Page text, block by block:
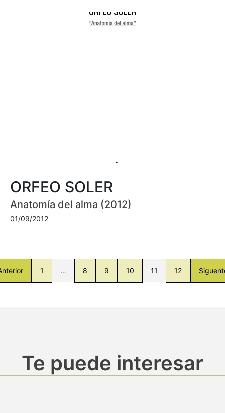
ORFEO SOLER
Anatomía del alma (2012)
01/09/2012
1 … 8 9 10 11 12
Te puede interesar